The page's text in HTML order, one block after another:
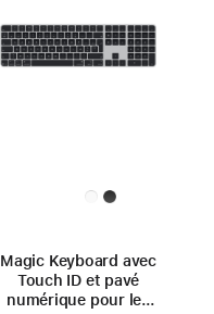
Magic Keyboard avec
Touch ID et pavé
numérique pour les